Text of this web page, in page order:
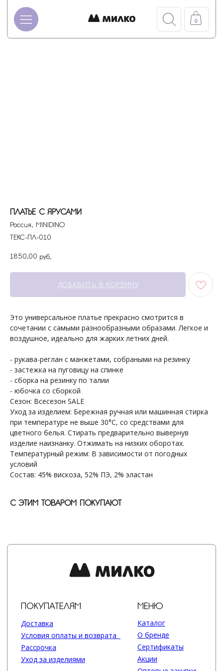
ПЛАТЬЕ С ЯРУСАМИ
Россия, MINIDINO
ТЕКС-ПЛ-010
1850,00 руб.
ДОБАВИТЬ В КОРЗИНУ
Это универсальное платье прекрасно смотрится в
сочетании с самыми разнообразными образами. Легкое и
воздушное, идеально для жарких летних дней.
- рукава-реглан с манжетами, собраными на резинку
- застежка на пуговицу на спинке
- сборка на резинку по талии
- юбочка со сборкой
Сезон: Всесезон SALE
Уход за изделием: Бережная ручная или машинная стирка
при температуре не выше 30°С, со средствами для
цветного белья. Стирать предварительно вывернув
изделие наизнанку. Отжимать на низких оборотах.
Температурный режим: В зависимости от погодных
условий
Состав: 45% вискоза, 52% ПЭ, 2% эластан
С ЭТИМ ТОВАРОМ ПОКУПАЮТ
Доставка
Условия оплаты и возврата
Рассрочка
Уход за изделиями
Каталог
О бренде
Оптовые закупки
+7 964 429-41-29
WhatsApp
ПОКУПАТЕЛЯМ МЕНЮ
КОНТАКТЫ
СОЦСЕТИ